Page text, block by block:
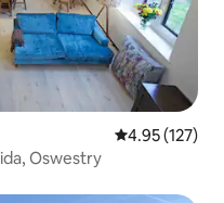
Calificación
4.95 (127)
Oswestry